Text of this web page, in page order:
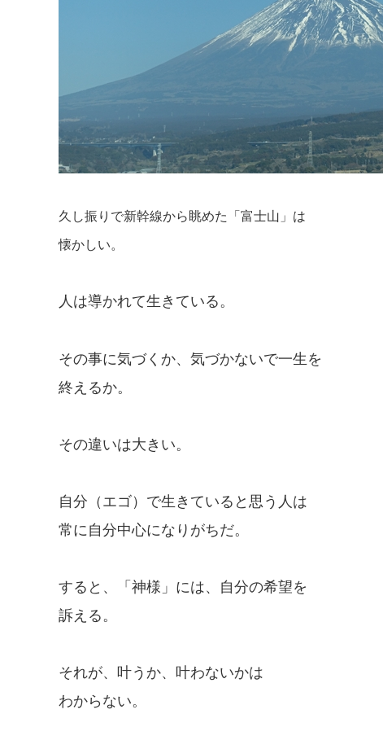
久し振りで新幹線から眺めた「富士山」は
懐かしい。
人は導かれて生きている。
その事に気づくか、気づかないで一生を
終えるか。
その違いは大きい。
自分（エゴ）で生きていると思う人は
常に自分中心になりがちだ。
すると、「神様」には、自分の希望を
訴える。
それが、叶うか、叶わないかは
わからない。